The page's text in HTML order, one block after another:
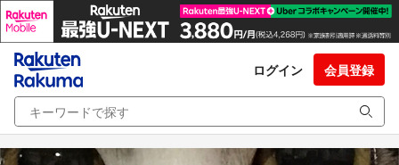
ログイン 会員登録